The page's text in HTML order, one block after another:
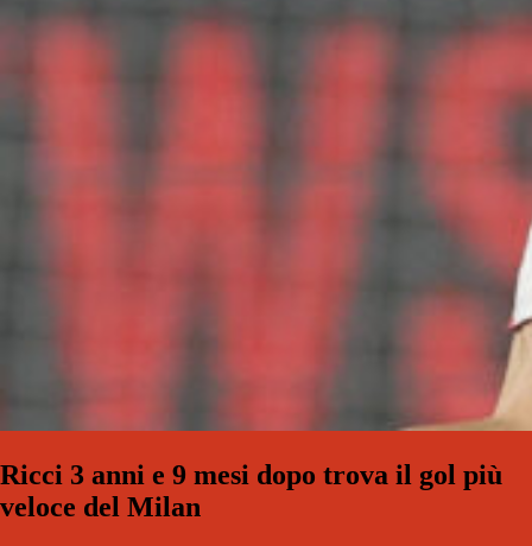
Ricci 3 anni e 9 mesi dopo trova il gol più
veloce del Milan